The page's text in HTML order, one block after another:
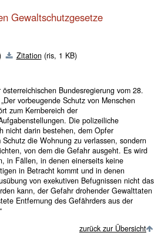
Gewaltschutzgesetze
Zitation(ris, 1 KB)
Bundesregierung vom 28.
vorbeugende Schutz von Menschen
zum Kernbereich der
Die polizeiliche
nicht darin bestehen, dem Opfer
die Wohnung zu verlassen, sondern
von dem die Gefahr ausgeht. Es wird
in Fällen, in denen einerseits keine
in Betracht kommt und in denen
von exekutiven Befugnissen nicht das
kann, der Gefahr drohender Gewalttaten
Entfernung des Gefährders aus der
zurück zur Übersicht